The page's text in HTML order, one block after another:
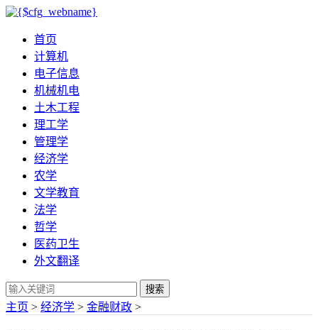
首页
计算机
电子信息
机械机电
土木工程
理工学
管理学
经济学
农学
文学教育
法学
哲学
医药卫生
外文翻译
搜索
主页 > 经济学 > 金融财政 >